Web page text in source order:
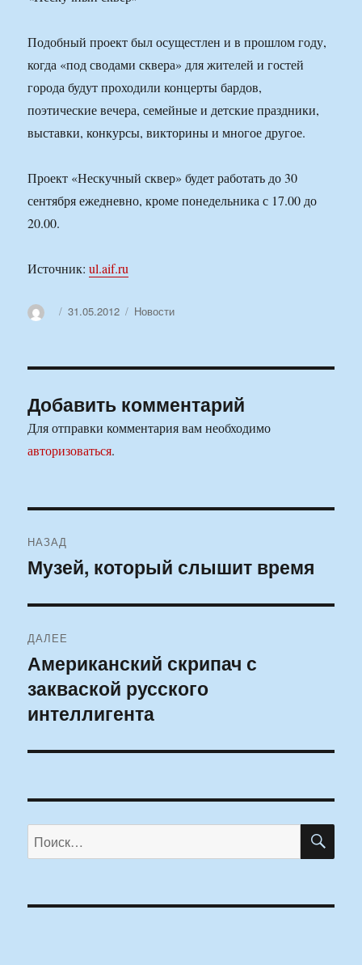
Подобный проект был осущестлен и в прошлом году,
когда «под сводами сквера» для жителей и гостей
города будут проходили концерты бардов,
поэтические вечера, семейные и детские праздники,
выставки, конкурсы, викторины и многое другое.
Проект «Нескучный сквер» будет работать до 30
сентября ежедневно, кроме понедельника с 17.00 до
20.00.
Источник:ul.aif.ru
АвторОпубликовано
31.05.2012 Рубрики
Новости
Добавить комментарий
Для отправки комментария вам необходимо
авторизоваться.
по
НАЗАД
Предыдущая
Музей, который слышит время
ДАЛЕЕ
Следующая
запись:
Американский скрипач с
закваской русского
интеллигента
Искать: